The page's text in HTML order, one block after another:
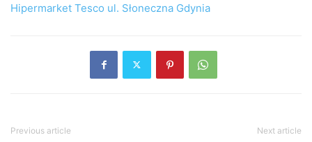
Hipermarket Tesco ul. Słoneczna Gdynia
Previous article Next article